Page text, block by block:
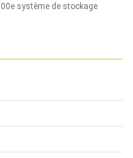
système de stockage